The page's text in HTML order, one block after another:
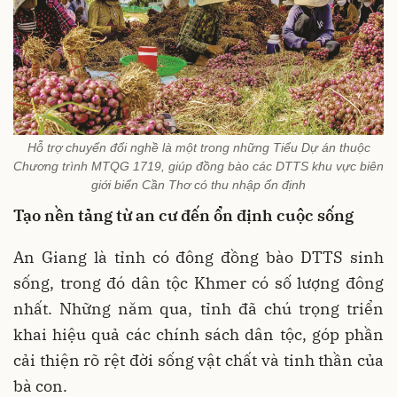
Hỗ trợ chuyển đổi nghề là một trong những Tiểu Dự án thuộc
Chương trình MTQG 1719, giúp đồng bào các DTTS khu vực biên
giới biển Cần Thơ có thu nhập ổn định
Tạo nền tảng từ an cư đến ổn định cuộc sống
An Giang là tỉnh có đông đồng bào DTTS sinh
sống, trong đó dân tộc Khmer có số lượng đông
nhất. Những năm qua, tỉnh đã chú trọng triển
khai hiệu quả các chính sách dân tộc, góp phần
cải thiện rõ rệt đời sống vật chất và tinh thần của
bà con.